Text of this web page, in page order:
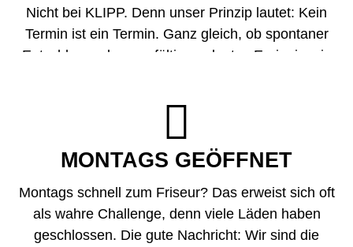
Nicht bei KLIPP. Denn unser Prinzip lautet: Kein
Termin ist ein Termin. Ganz gleich, ob spontaner
Entschluss oder sorgfältig geplantes Ereignis – in

MONTAGS GEÖFFNET
Montags schnell zum Friseur? Das erweist sich oft
als wahre Challenge, denn viele Läden haben
geschlossen. Die gute Nachricht: Wir sind die